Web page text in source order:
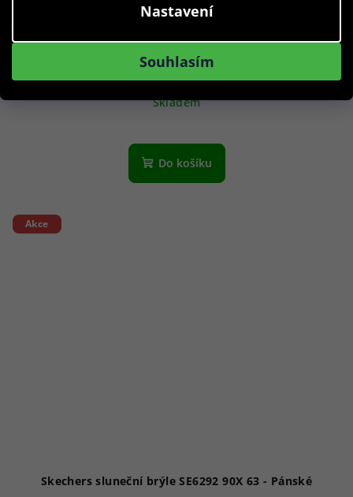
Nastavení
Souhlasím
649 Kč
Skladem
Do košíku
Akce
Skechers sluneční brýle SE6292 90X 63 - Pánské